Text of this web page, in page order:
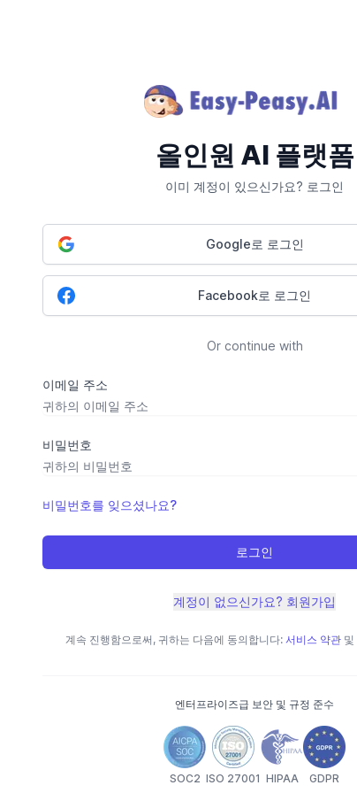
올인원 AI 플랫폼
이미 계정이 있으신가요? 로그인
Google로 로그인
Facebook로 로그인
Or continue with
이메일 주소
비밀번호
비밀번호를 잊으셨나요?
로그인
계정이 없으신가요? 회원가입
계속 진행함으로써, 귀하는 다음에 동의합니다: 서비스 약관 및
엔터프라이즈급 보안 및 규정 준수
SOC2 ISO 27001 HIPAA GDPR